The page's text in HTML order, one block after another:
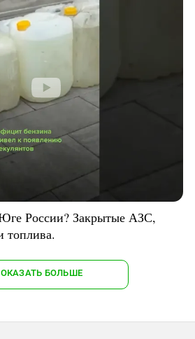
России? Закрытые АЗС,
топлива.
БОЛЬШЕ